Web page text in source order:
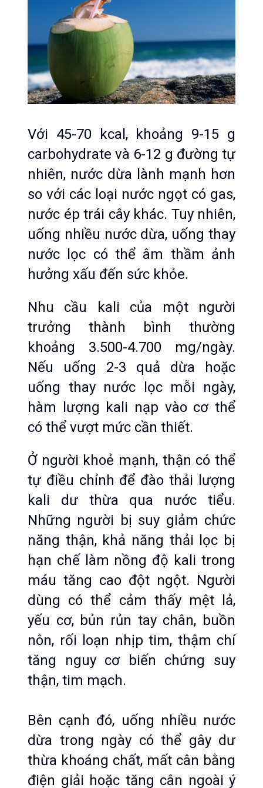
Với 45-70 kcal, khoảng 9-15 g
carbohydrate và 6-12 g đường tự
nhiên, nước dừa lành mạnh hơn
so với các loại nước ngọt có gas,
nước ép trái cây khác. Tuy nhiên,
uống nhiều nước dừa, uống thay
nước lọc có thể âm thầm ảnh
hưởng xấu đến sức khỏe.
Nhu cầu kali của một người
trưởng thành bình thường
khoảng 3.500-4.700 mg/ngày.
Nếu uống 2-3 quả dừa hoặc
uống thay nước lọc mỗi ngày,
hàm lượng kali nạp vào cơ thể
có thể vượt mức cần thiết.
Ở người khoẻ mạnh, thận có thể
tự điều chỉnh để đào thải lượng
kali dư thừa qua nước tiểu.
Những người bị suy giảm chức
năng thận, khả năng thải lọc bị
hạn chế làm nồng độ kali trong
máu tăng cao đột ngột. Người
dùng có thể cảm thấy mệt lả,
yếu cơ, bủn rủn tay chân, buồn
nôn, rối loạn nhịp tim, thậm chí
tăng nguy cơ biến chứng suy
thận, tim mạch.
Bên cạnh đó, uống nhiều nước
dừa trong ngày có thể gây dư
thừa khoáng chất, mất cân bằng
điện giải hoặc tăng cân ngoài ý